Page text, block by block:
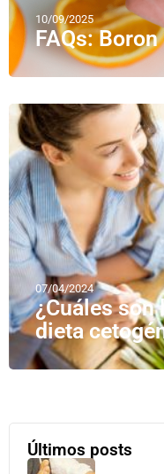
10/09/2025
FAQs:
07/04/2024
¿Cuáles
dieta
Últimos posts